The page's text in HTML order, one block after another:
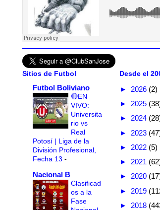
Sitios de Futbol
Futbol Boliviano
🔴EN
VIVO:
Universita
rio vs
Real
Potosí | Liga de la
División Profesional,
Fecha 13 -
Nacional B
Clasificad
os a la
Fase
Desde el
► 2026 (2)
► 2025
► 2024
► 2023
► 2022 (5)
► 2021
► 2020
► 2019
► 2018